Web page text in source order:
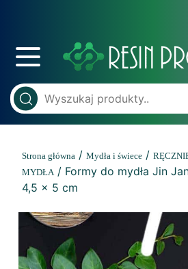
Strona główna / Mydła i świece /
MYDŁA/ Formy do mydła Jin
4,5 x 5 cm